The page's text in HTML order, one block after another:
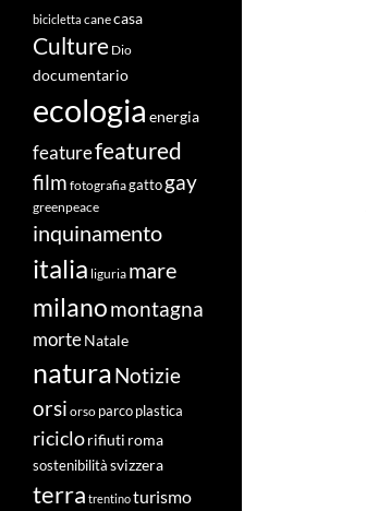
bicicletta canecasa
Culture Dio
documentario
ecologia energia
featurefeatured
film fotografiagatto gay
greenpeace
inquinamento
italia liguria mare
milanomontagna
morteNatale
naturaNotizie
orsi orso parco plastica
riciclorifiuti roma
sostenibilità svizzera
terra trentinoturismo